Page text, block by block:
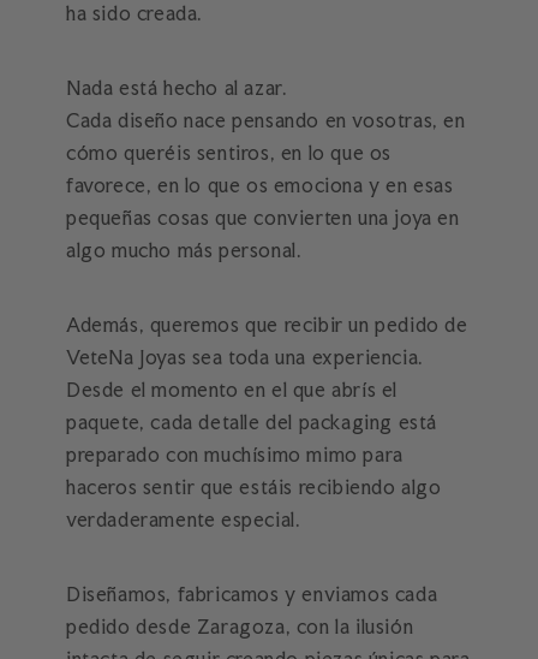
ha sido creada.
Nada está hecho al azar.
Cada diseño nace pensando en vosotras, en
cómo queréis sentiros, en lo que os
favorece, en lo que os emociona y en esas
pequeñas cosas que convierten una joya en
algo mucho más personal.
Además, queremos que recibir un pedido de
VeteNa Joyas sea toda una experiencia.
Desde el momento en el que abrís el
paquete, cada detalle del packaging está
preparado con muchísimo mimo para
haceros sentir que estáis recibiendo algo
verdaderamente especial.
Diseñamos, fabricamos y enviamos cada
pedido desde Zaragoza, con la ilusión